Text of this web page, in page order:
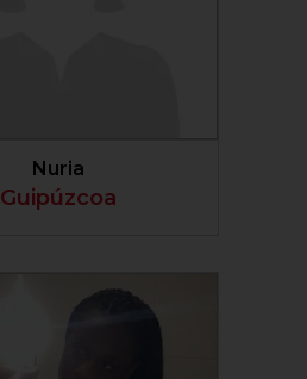
Nuria
Guipúzcoa